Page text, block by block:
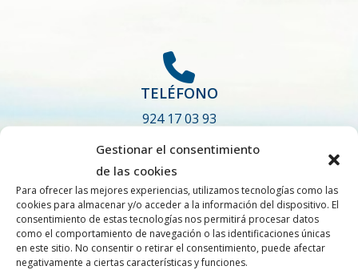
Gestionar el consentimiento
de las cookies
Para ofrecer las mejores experiencias, utilizamos tecnologías como las
cookies para almacenar y/o acceder a la información del dispositivo. El
consentimiento de estas tecnologías nos permitirá procesar datos
como el comportamiento de navegación o las identificaciones únicas
en este sitio. No consentir o retirar el consentimiento, puede afectar
negativamente a ciertas características y funciones.
TELÉFONO
924 17 03 93
CORREO
ovinos.precoces@aecop.es